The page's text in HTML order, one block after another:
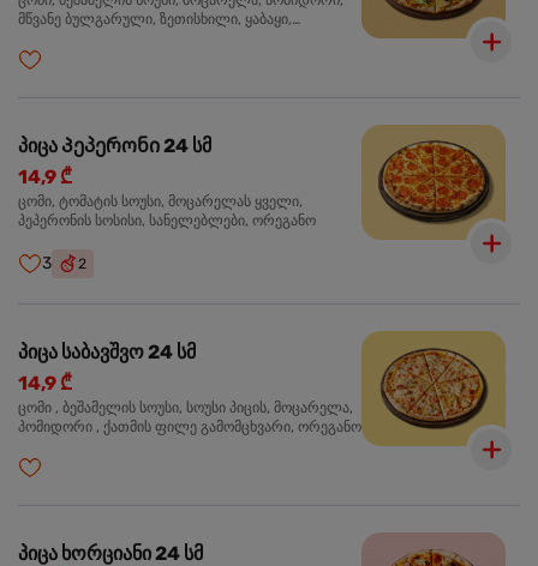
მწვანე ბულგარული, ზეთისხილი, ყაბაყი,
ორეგანო
პიცა Პეპერონი 24 სმ
14,9 ₾
ცომი, ტომატის სოუსი, მოცარელას ყველი,
პეპერონის სოსისი, სანელებლები, ორეგანო
3 2
პიცა საბავშვო 24 სმ
14,9 ₾
ცომი , ბეშამელის სოუსი, სოუსი პიცის, მოცარელა,
პომიდორი , ქათმის ფილე გამომცხვარი, ორეგანო
პიცა ხორციანი 24 სმ